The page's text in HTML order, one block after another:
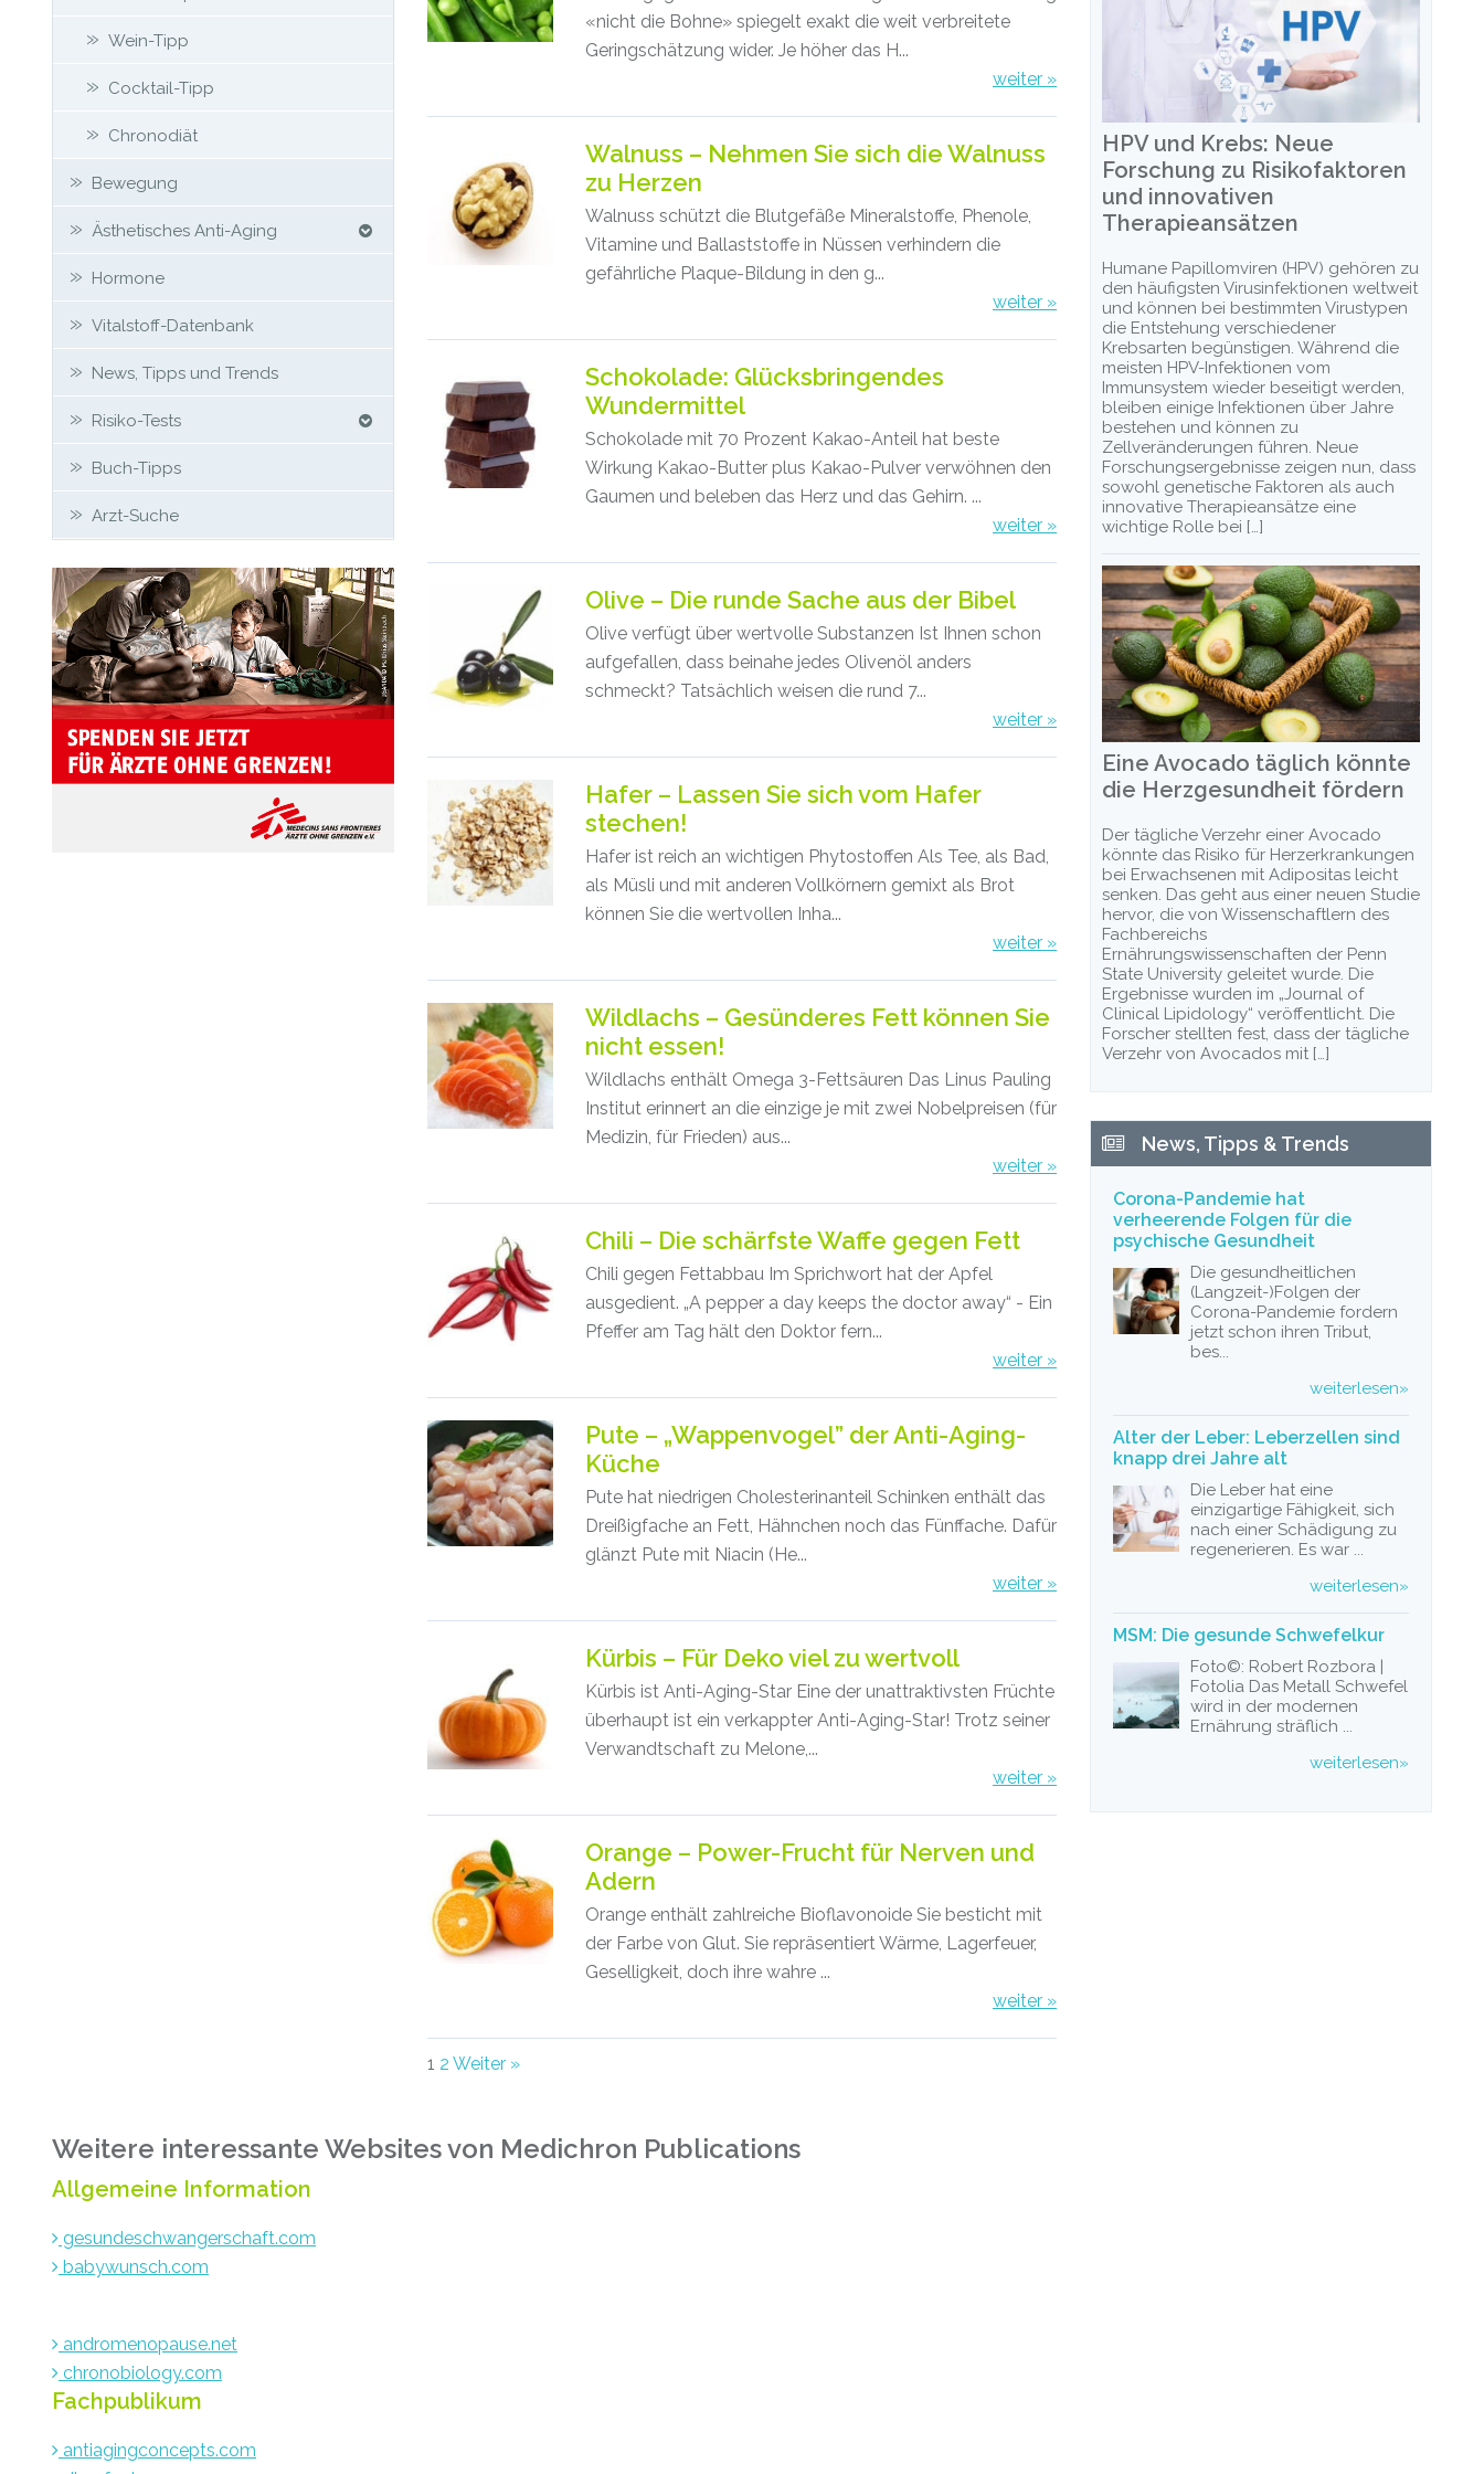
«nicht die Bohne» spiegelt exakt die weit verbreitete
Geringschätzung wider. Je höher das H...
weiter »
Walnuss – Nehmen Sie sich die Walnuss
zu Herzen
Walnuss schützt die Blutgefäße Mineralstoffe, Phenole,
Vitamine und Ballaststoffe in Nüssen verhindern die
gefährliche Plaque-Bildung in den g...
weiter »
Schokolade: Glücksbringendes
Wundermittel
Schokolade mit 70 Prozent Kakao-Anteil hat beste
Wirkung Kakao-Butter plus Kakao-Pulver verwöhnen den
Gaumen und beleben das Herz und das Gehirn. ...
weiter »
Olive – Die runde Sache aus der Bibel
Olive verfügt über wertvolle Substanzen Ist Ihnen schon
aufgefallen, dass beinahe jedes Olivenöl anders
schmeckt? Tatsächlich weisen die rund 7...
weiter »
Hafer – Lassen Sie sich vom Hafer
stechen!
Hafer ist reich an wichtigen Phytostoffen Als Tee, als Bad,
als Müsli und mit anderen Vollkörnern gemixt als Brot
können Sie die wertvollen Inha...
weiter »
Wildlachs – Gesünderes Fett können Sie
nicht essen!
Wildlachs enthält Omega 3-Fettsäuren Das Linus Pauling
Institut erinnert an die einzige je mit zwei Nobelpreisen (für
Medizin, für Frieden) aus...
weiter »
Chili – Die schärfste Waffe gegen Fett
Chili gegen Fettabbau Im Sprichwort hat der Apfel
ausgedient. „A pepper a day keeps the doctor away“ - Ein
Pfeffer am Tag hält den Doktor fern...
weiter »
Pute – „Wappenvogel” der Anti-Aging-
Küche
Pute hat niedrigen Cholesterinanteil Schinken enthält das
Dreißigfache an Fett, Hähnchen noch das Fünffache. Dafür
glänzt Pute mit Niacin (He...
weiter »
Kürbis – Für Deko viel zu wertvoll
Kürbis ist Anti-Aging-Star Eine der unattraktivsten Früchte
überhaupt ist ein verkappter Anti-Aging-Star! Trotz seiner
Verwandtschaft zu Melone,...
weiter »
Orange – Power-Frucht für Nerven und
Adern
Orange enthält zahlreiche Bioflavonoide Sie besticht mit
der Farbe von Glut. Sie repräsentiert Wärme, Lagerfeuer,
Geselligkeit, doch ihre wahre ...
weiter »
Posts
1 2 Weiter »
HPV und Krebs: Neue
Forschung zu Risikofaktoren
und innovativen
Therapieansätzen
Humane Papillomviren (HPV) gehören zu
den häufigsten Virusinfektionen weltweit
und können bei bestimmten Virustypen
die Entstehung verschiedener
Krebsarten begünstigen. Während die
meisten HPV-Infektionen vom
Immunsystem wieder beseitigt werden,
bleiben einige Infektionen über Jahre
bestehen und können zu
Zellveränderungen führen. Neue
Forschungsergebnisse zeigen nun, dass
sowohl genetische Faktoren als auch
innovative Therapieansätze eine
wichtige Rolle bei […]
Eine Avocado täglich könnte
die Herzgesundheit fördern
Der tägliche Verzehr einer Avocado
könnte das Risiko für Herzerkrankungen
bei Erwachsenen mit Adipositas leicht
senken. Das geht aus einer neuen Studie
hervor, die von Wissenschaftlern des
Fachbereichs
Ernährungswissenschaften der Penn
State University geleitet wurde. Die
Ergebnisse wurden im „Journal of
Clinical Lipidology“ veröffentlicht. Die
Forscher stellten fest, dass der tägliche
Verzehr von Avocados mit […]
News, Tipps & Trends
Corona-Pandemie hat
verheerende Folgen für die
psychische Gesundheit
Die gesundheitlichen
(Langzeit-)Folgen der
Corona-Pandemie fordern
jetzt schon ihren Tribut,
bes...
weiterlesen»
Alter der Leber: Leberzellen sind
knapp drei Jahre alt
Die Leber hat eine
einzigartige Fähigkeit, sich
nach einer Schädigung zu
regenerieren. Es war ...
weiterlesen»
MSM: Die gesunde Schwefelkur
Foto©: Robert Rozbora |
Fotolia Das Metall Schwefel
wird in der modernen
Ernährung sträflich ...
weiterlesen»
Wein-Tipp
Cocktail-Tipp
Chronodiät
Bewegung
Ästhetisches Anti-Aging
Hormone
Vitalstoff-Datenbank
News, Tipps und Trends
Risiko-Tests
Buch-Tipps
Arzt-Suche
Weitere interessante Websites von Medichron Publications
Allgemeine Information
gesundeschwangerschaft.com
babywunsch.com
andromenopause.net
chronobiology.com
Fachpublikum
antiagingconcepts.com